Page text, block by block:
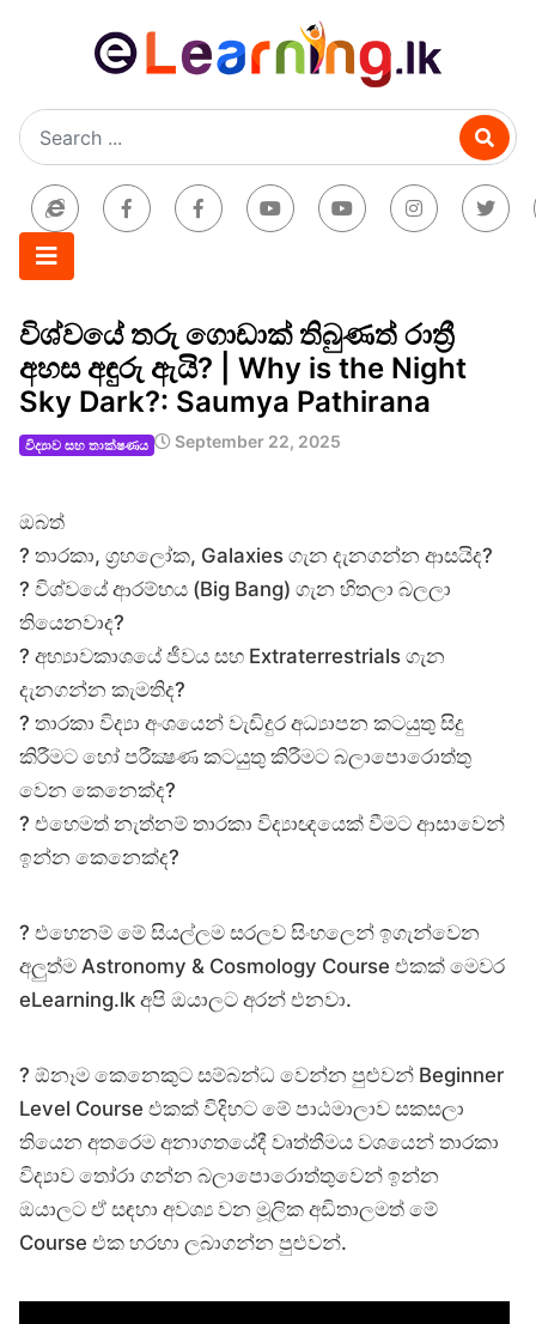
විශ්වයේ තරු ගොඩාක් තිබුණත් රාත්‍රී
අහස අඳුරු ඇ‍යි? | Why is the Night
Sky Dark?: Saumya Pathirana
විද්‍යාව සහ තාක්ෂණය September 22, 2025
ඔබත්
? තාරකා, ග්‍රහලෝක, Galaxies ගැන දැනගන්න ආසයිද?
? විශ්වයේ ආරම්භය (Big Bang) ගැන හිතලා බලලා
තියෙනවාද?
? අභ්‍යාවකාශයේ ජීවය සහ Extraterrestrials ගැන
දැනගන්න කැමතිද?
? තාරකා විද්‍යා අංශයෙන් වැඩිදුර අධ්‍යාපන කටයුතු සිදු
කිරීමට හෝ පරීක්‍ෂණ කටයුතු කිරීමට බලාපොරොත්තු
වෙන කෙනෙක්ද?
? එහෙමත් නැත්නම් තාරකා විද්‍යාඥයෙක් වීමට ආසාවෙන්
ඉන්න කෙනෙක්ද?
? එහෙනම් මේ සියල්ලම සරලව සිංහලෙන් ඉගැන්වෙන
අලුත්ම Astronomy & Cosmology Course එකක් මෙවර
eLearning.lk අපි ඔයාලට අරන් එනවා.
? ඕනෑම කෙනෙකුට සම්බන්ධ වෙන්න පුළුවන් Beginner
Level Course එකක් විදිහට මේ පාඨමාලාව සකසලා
තියෙන අතරෙම අනාගතයේදී වෘත්තීමය වශයෙන් තාරකා
විද්‍යාව තෝරා ගන්න බලාපොරොත්තුවෙන් ඉන්න
ඔයාලට ඒ සඳහා අවශ්‍ය වන මූලික අඩිතාලමත් මේ
Course එක හරහා ලබාගන්න පුළුවන්.